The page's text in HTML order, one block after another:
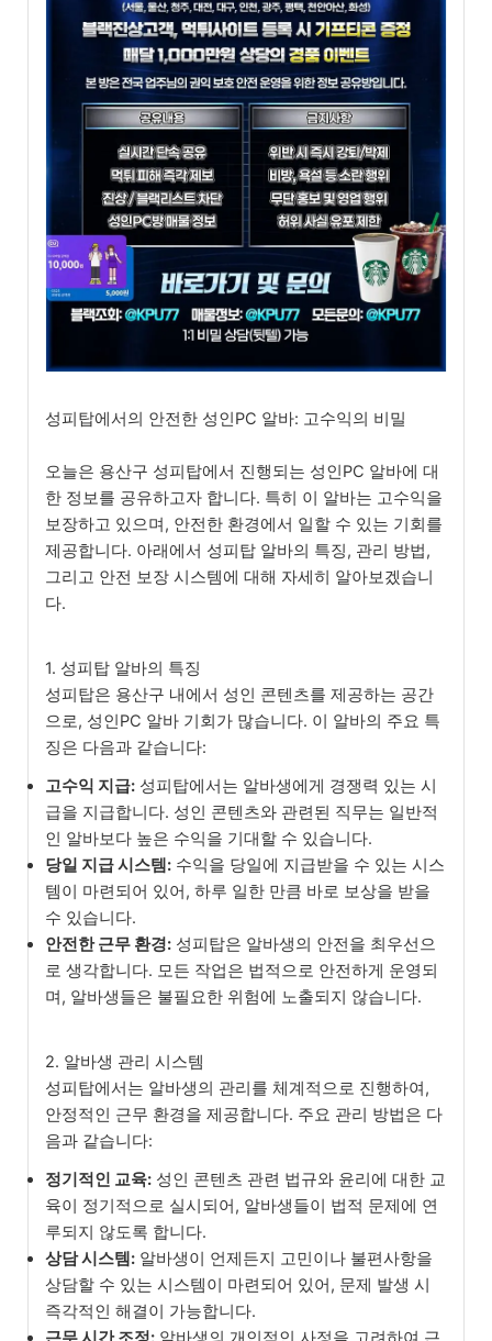
성피탑에서의 안전한 성인PC 알바: 고수익의 비밀
오늘은 용산구 성피탑에서 진행되는 성인PC 알바에 대
한 정보를 공유하고자 합니다. 특히 이 알바는 고수익을
보장하고 있으며, 안전한 환경에서 일할 수 있는 기회를
제공합니다. 아래에서 성피탑 알바의 특징, 관리 방법,
그리고 안전 보장 시스템에 대해 자세히 알아보겠습니
다.
1. 성피탑 알바의 특징
성피탑은 용산구 내에서 성인 콘텐츠를 제공하는 공간
으로, 성인PC 알바 기회가 많습니다. 이 알바의 주요 특
징은 다음과 같습니다:
고수익 지급: 성피탑에서는 알바생에게 경쟁력 있는 시
급을 지급합니다. 성인 콘텐츠와 관련된 직무는 일반적
인 알바보다 높은 수익을 기대할 수 있습니다.
당일 지급 시스템: 수익을 당일에 지급받을 수 있는 시스
템이 마련되어 있어, 하루 일한 만큼 바로 보상을 받을
수 있습니다.
안전한 근무 환경: 성피탑은 알바생의 안전을 최우선으
로 생각합니다. 모든 작업은 법적으로 안전하게 운영되
며, 알바생들은 불필요한 위험에 노출되지 않습니다.
2. 알바생 관리 시스템
성피탑에서는 알바생의 관리를 체계적으로 진행하여,
안정적인 근무 환경을 제공합니다. 주요 관리 방법은 다
음과 같습니다:
정기적인 교육: 성인 콘텐츠 관련 법규와 윤리에 대한 교
육이 정기적으로 실시되어, 알바생들이 법적 문제에 연
루되지 않도록 합니다.
상담 시스템: 알바생이 언제든지 고민이나 불편사항을
상담할 수 있는 시스템이 마련되어 있어, 문제 발생 시
즉각적인 해결이 가능합니다.